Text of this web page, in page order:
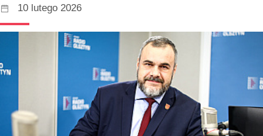
10 lutego 2026